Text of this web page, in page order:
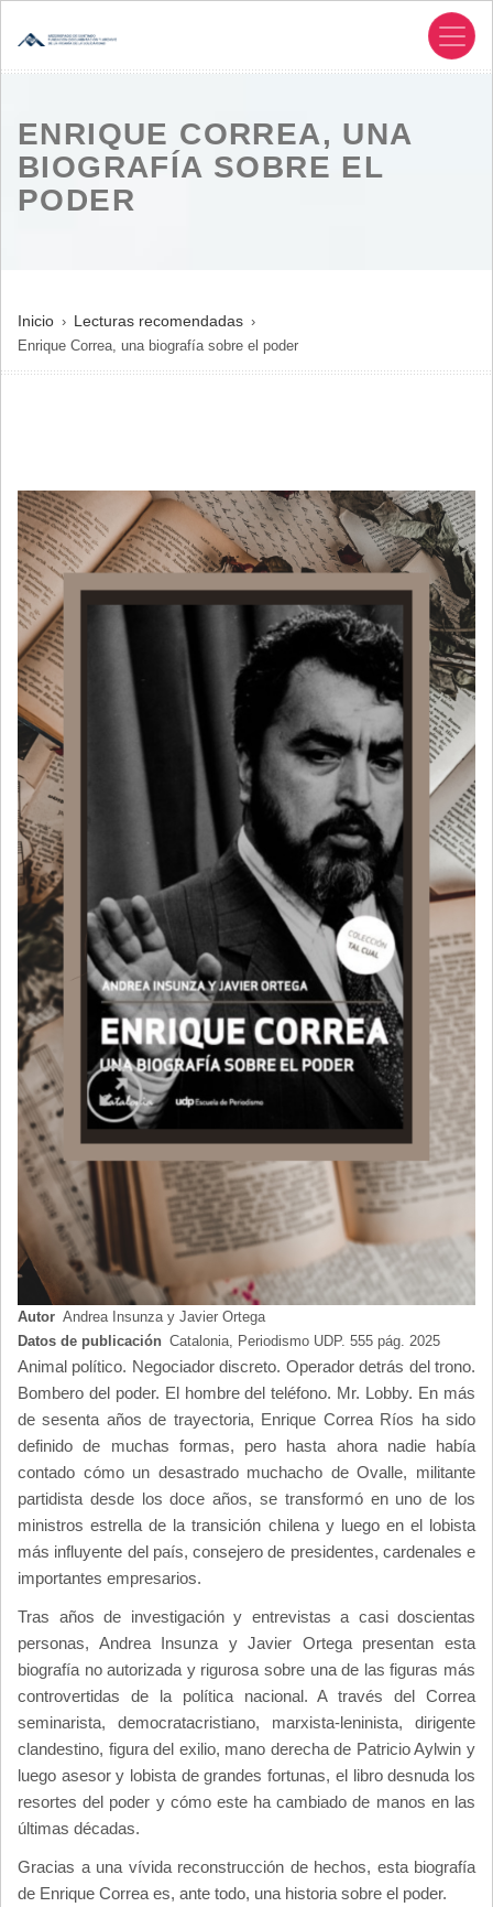
ENRIQUE CORREA, UNA
BIOGRAFÍA SOBRE EL
PODER
SOBRESCRIBIR
ENLACES
DE
NAVEGACIÓN
Inicio Lecturas recomendadas
Enrique Correa, una biografía sobre el poder
Autor Andrea Insunza y Javier Ortega
Datos de publicación Catalonia, Periodismo UDP. 555 pág. 2025
Animal político. Negociador discreto. Operador detrás del trono.
Bombero del poder. El hombre del teléfono. Mr. Lobby. En más
de sesenta años de trayectoria, Enrique Correa Ríos ha sido
definido de muchas formas, pero hasta ahora nadie había
contado cómo un desastrado muchacho de Ovalle, militante
partidista desde los doce años, se transformó en uno de los
ministros estrella de la transición chilena y luego en el lobista
más influyente del país, consejero de presidentes, cardenales e
importantes empresarios.
Tras años de investigación y entrevistas a casi doscientas
personas, Andrea Insunza y Javier Ortega presentan esta
biografía no autorizada y rigurosa sobre una de las figuras más
controvertidas de la política nacional. A través del Correa
seminarista, democratacristiano, marxista-leninista, dirigente
clandestino, figura del exilio, mano derecha de Patricio Aylwin y
luego asesor y lobista de grandes fortunas, el libro desnuda los
resortes del poder y cómo este ha cambiado de manos en las
últimas décadas.
Gracias a una vívida reconstrucción de hechos, esta biografía
de Enrique Correa es, ante todo, una historia sobre el poder.